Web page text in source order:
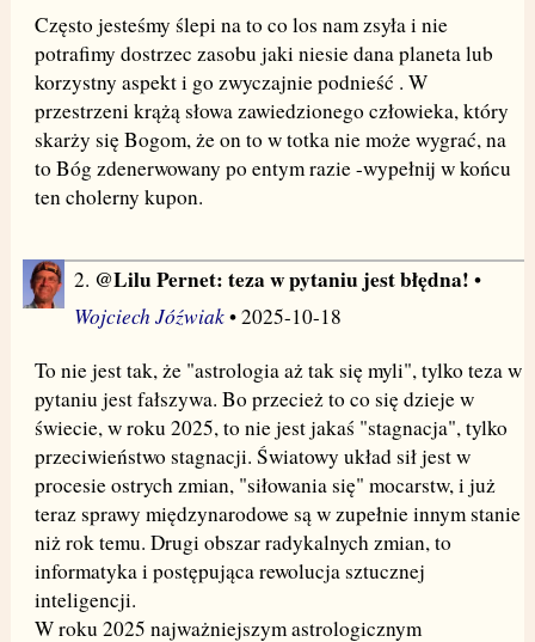
Często jesteśmy ślepi na to co los nam zsyła i nie
potrafimy dostrzec zasobu jaki niesie dana planeta lub
korzystny aspekt i go zwyczajnie podnieść . W
przestrzeni krążą słowa zawiedzionego człowieka, który
skarży się Bogom, że on to w totka nie może wygrać, na
to Bóg zdenerwowany po entym razie -wypełnij w końcu
ten cholerny kupon.
2. @Lilu Pernet: teza w pytaniu jest błędna! •
Wojciech Jóźwiak• 2025-10-18
To nie jest tak, że "astrologia aż tak się myli", tylko teza w
pytaniu jest fałszywa. Bo przecież to co się dzieje w
świecie, w roku 2025, to nie jest jakaś "stagnacja", tylko
przeciwieństwo stagnacji. Światowy układ sił jest w
procesie ostrych zmian, "siłowania się" mocarstw, i już
teraz sprawy międzynarodowe są w zupełnie innym stanie
niż rok temu. Drugi obszar radykalnych zmian, to
informatyka i postępująca rewolucja sztucznej
inteligencji.
W roku 2025 najważniejszym astrologicznym